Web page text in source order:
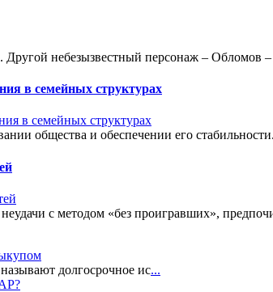
небезызвестный персонаж – Обломов –
в семейных структурах
общества и обеспечении его
с методом «без проигравших»,
долгосрочное ис...